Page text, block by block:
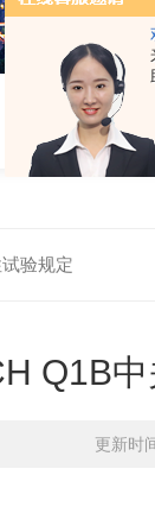
验规定
Q1B
更新时